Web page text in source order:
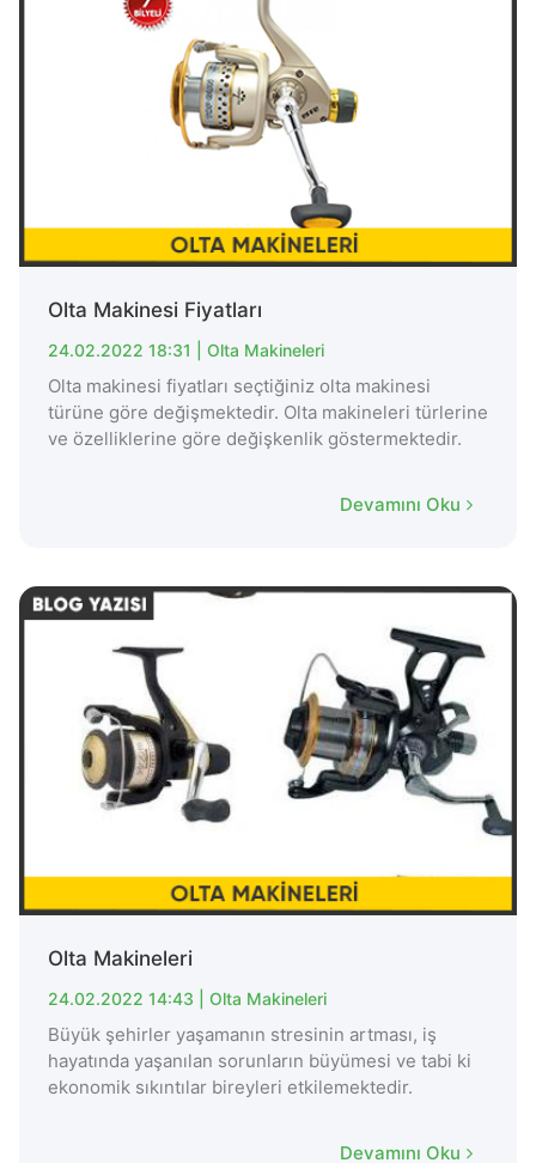
Olta Makinesi Fiyatları
24.02.2022 18:31 | Olta Makineleri
Olta makinesi fiyatları seçtiğiniz olta makinesi
türüne göre değişmektedir. Olta makineleri türlerine
ve özelliklerine göre değişkenlik göstermektedir.
Devamını Oku
Olta Makineleri
24.02.2022 14:43 | Olta Makineleri
Büyük şehirler yaşamanın stresinin artması, iş
hayatında yaşanılan sorunların büyümesi ve tabi ki
ekonomik sıkıntılar bireyleri etkilemektedir.
Devamını Oku